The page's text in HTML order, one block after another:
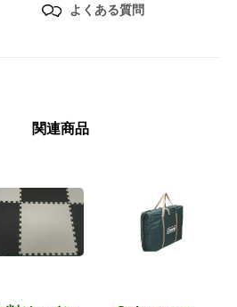
よくある質問
関連商品